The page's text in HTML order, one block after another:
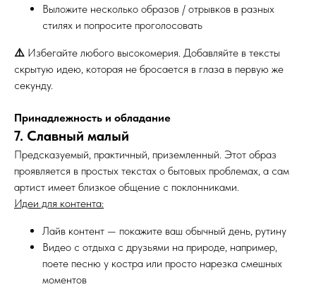
Выложите несколько образов / отрывков в разных
стилях и попросите проголосовать
⚠️ Избегайте любого высокомерия. Добавляйте в тексты
скрытую идею, которая не бросается в глаза в первую же
секунду.
Принадлежность и обладание
7. Славный малый
Предсказуемый, практичный, приземленный. Этот образ
проявляется в простых текстах о бытовых проблемах, а сам
артист имеет близкое общение с поклонниками.
Идеи для контента:
Лайв контент — покажите ваш обычный день, рутину
Видео с отдыха с друзьями на природе, например,
поете песню у костра или просто нарезка смешных
моментов